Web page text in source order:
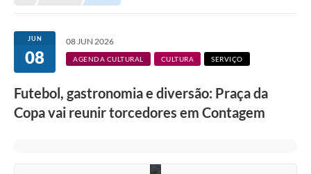
JUN
08
08 JUN 2026
AGENDA CULTURAL CULTURA SERVIÇO
Futebol, gastronomia e diversão: Praça da
Copa vai reunir torcedores em Contagem
e
n
e